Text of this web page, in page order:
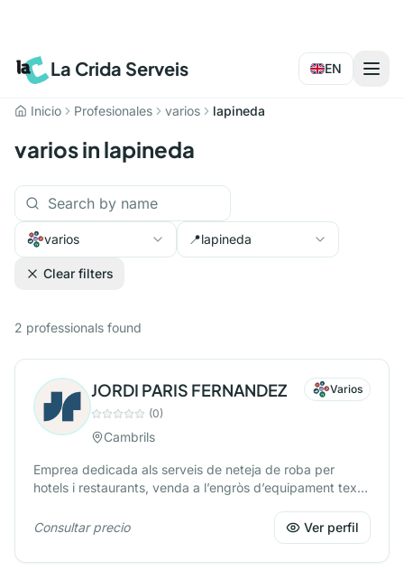
La Crida Serveis EN
Inicio Profesionales varios lapineda
varios in lapineda
varios 📍lapineda
Clear filters
2 professionals found
JORDI PARIS FERNANDEZ
Varios
(0)
Cambrils
Emprea dedicada als serveis de neteja de roba per
hotels i restaurants, venda a l’engròs d’equipament textil
Consultar precio
Ver perfil